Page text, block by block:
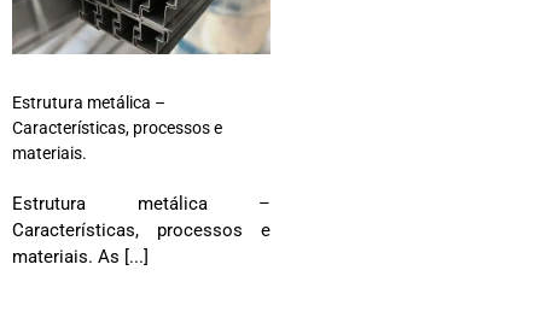
Estrutura metálica –
Características, processos e
materiais.
Estrutura metálica –
Características, processos e
materiais. As [...]